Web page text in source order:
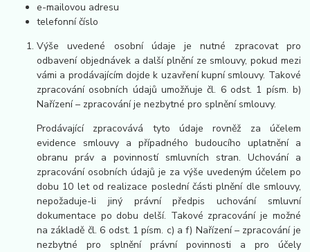
e-mailovou adresu
telefonní číslo
Výše uvedené osobní údaje je nutné zpracovat pro
odbavení objednávek a další plnění ze smlouvy, pokud mezi
vámi a prodávajícím dojde k uzavření kupní smlouvy. Takové
zpracování osobních údajů umožňuje čl. 6 odst. 1 písm. b)
Nařízení – zpracování je nezbytné pro splnění smlouvy.
Prodávající zpracovává tyto údaje rovněž za účelem
evidence smlouvy a případného budoucího uplatnění a
obranu práv a povinností smluvních stran. Uchování a
zpracování osobních údajů je za výše uvedeným účelem po
dobu 10 let od realizace poslední části plnění dle smlouvy,
nepožaduje-li jiný právní předpis uchování smluvní
dokumentace po dobu delší. Takové zpracování je možné
na základě čl. 6 odst. 1 písm. c) a f) Nařízení – zpracování je
nezbytné pro splnění právní povinnosti a pro účely